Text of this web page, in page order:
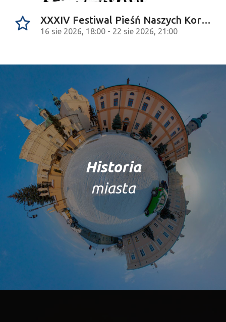
XXXIV Festiwal Pieśń Naszych Korzeni
16 sie 2026, 18:00 - 22 sie 2026, 21:00
Historia
miasta